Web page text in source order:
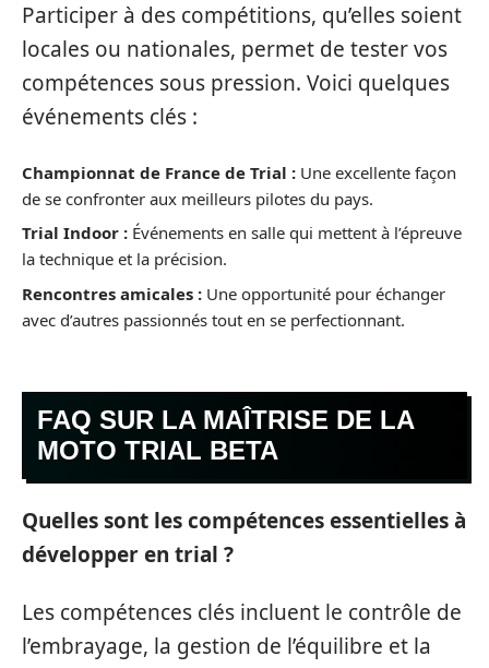
Participer à des compétitions, qu’elles soient
locales ou nationales, permet de tester vos
compétences sous pression. Voici quelques
événements clés :
Championnat de France de Trial : Une excellente façon
de se confronter aux meilleurs pilotes du pays.
Trial Indoor : Événements en salle qui mettent à l’épreuve
la technique et la précision.
Rencontres amicales : Une opportunité pour échanger
avec d’autres passionnés tout en se perfectionnant.
FAQ SUR LA MAÎTRISE DE LA
MOTO TRIAL BETA
Quelles sont les compétences essentielles à
développer en trial ?
Les compétences clés incluent le contrôle de
l’embrayage, la gestion de l’équilibre et la